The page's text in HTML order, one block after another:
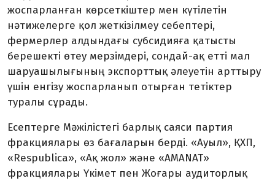
жоспарланған көрсеткіштер мен күтілетін
нәтижелерге қол жеткізілмеу себептері,
фермерлер алдындағы субсидияға қатысты
берешекті өтеу мерзімдері, сондай-ақ етті мал
шаруашылығының экспорттық әлеуетін арттыру
үшін енгізу жоспарланып отырған тетіктер
туралы сұрады.
Есептерге Мәжілістегі барлық саяси партия
фракциялары өз бағаларын берді. «Ауыл», ҚХП,
«Respublica», «Ақ жол» және «AMANAT»
фракциялары Үкімет пен Жоғары аудиторлық